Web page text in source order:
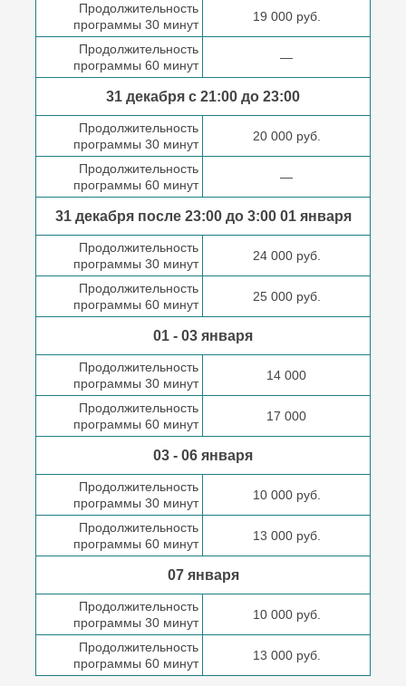
Продолжительность
программы 30 минут
19 000 руб.
Продолжительность
программы 60 минут
—
31 декабря с 21:00 до 23:00
Продолжительность
программы 30 минут
20 000 руб.
Продолжительность
программы 60 минут
—
31 декабря после23:00 до 3:0001 января
Продолжительность
программы 30 минут
24 000 руб.
Продолжительность
программы 60 минут
25 000 руб.
01 - 03 января
Продолжительность
программы 30 минут
14 000
Продолжительность
программы 60 минут
17 000
03 - 06 января
Продолжительность
программы 30 минут
10 000 руб.
Продолжительность
программы 60 минут
13 000 руб.
07 января
Продолжительность
программы 30 минут
10 000 руб.
Продолжительность
программы 60 минут
13 000 руб.